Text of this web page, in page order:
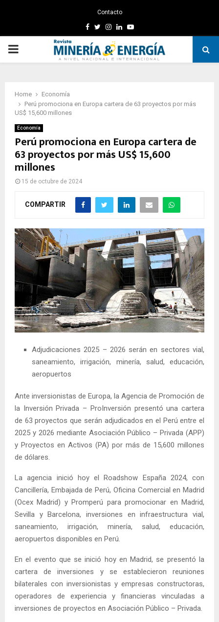
Contacto
Facebook
TwitterInstagram
LinkedinYoutube
PRIMARY
Home
Economía
Perú promociona en Europa cartera de 63 proyectos por más
US$ 15,600 millones
Economía
Perú promociona en Europa cartera de
63 proyectos por más US$ 15,600
millones
15 de octubre de 2024
COMPARTIR
Adjudicaciones 2025 – 2026 serán en sectores vial,
saneamiento, irrigación, minería, salud, educación,
aeropuertos
Ante inversionistas de Europa, la Agencia de Promoción de
la Inversión Privada – ProInversión presentó una cartera
de 63 proyectos que serán adjudicados en el Perú entre el
2025 y 2026 mediante Asociación Público – Privada (APP)
y Proyectos en Activos (PA) por más de 15,600 millones
de dólares.
La agencia inició hoy el Roadshow España 2024, con
Cancillería, Embajada de Perú, Oficina Comercial en Madrid
(Ocex Madrid) y Promperú para promocionar en Madrid,
Sevilla y Barcelona, inversiones en infraestructura vial,
saneamiento, irrigación, minería, salud, educación,
aeropuertos disponibles en Perú.
En el evento que se inició hoy en Madrid, se presentó la
cartera de inversiones y se establecieron reuniones
bilaterales con inversionistas y empresas constructoras,
operadores de experiencia y financieras vinculadas a
inversiones de proyectos en Asociación Público – Privada.